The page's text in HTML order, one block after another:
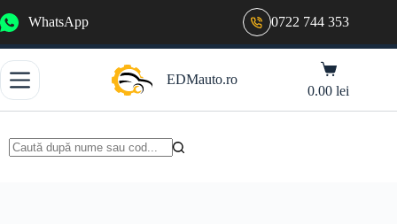
la
WhatsApp 0722 744 353
EDMauto.ro
Coș
de
cumpărături
0.00lei